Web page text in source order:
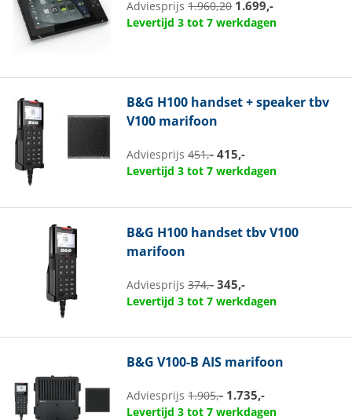
Adviesprijs1.960,20 1.699,-
Levertijd 3 tot 7 werkdagen
B&G H100 handset + speaker tbv
V100 marifoon
Adviesprijs451,- 415,-
Levertijd 3 tot 7 werkdagen
B&G H100 handset tbv V100
marifoon
Adviesprijs374,- 345,-
Levertijd 3 tot 7 werkdagen
B&G V100-B AIS marifoon
Adviesprijs1.905,- 1.735,-
Levertijd 3 tot 7 werkdagen